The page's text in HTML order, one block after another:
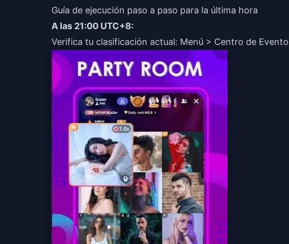
Guía de ejecución paso a paso para la última hora
A las 21:00 UTC+8:
Verifica tu clasificación actual: Menú > Centro de